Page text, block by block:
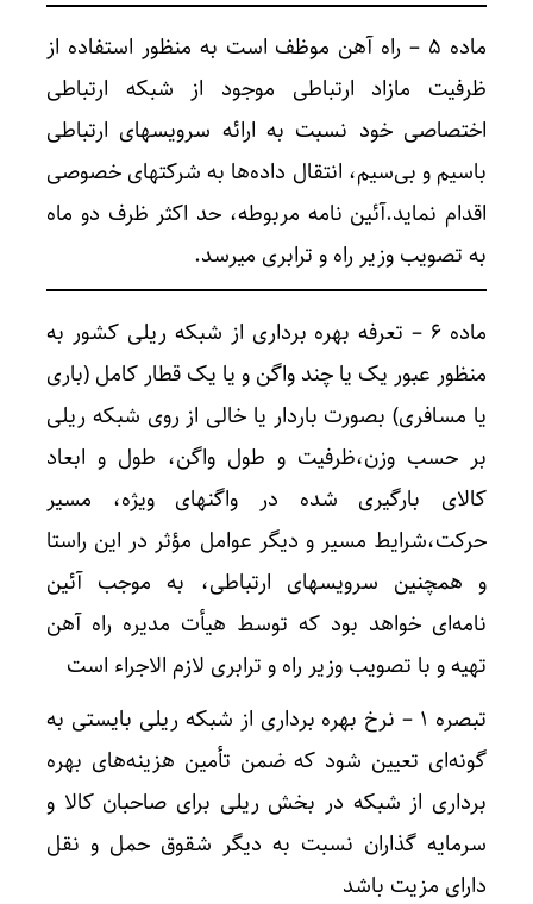
ماده ۵ – راه آهن موظف است به منظور استفاده از
ظرفیت مازاد ارتباطی موجود از شبکه ارتباطی
اختصاصی خود نسبت به ارائه سرویسهای ارتباطی
باسیم و بی‌سیم، انتقال داده‌ها به شرکتهای خصوصی
اقدام نماید.آئین نامه مربوطه، حد اکثر ظرف دو ماه
به تصویب وزیر راه و ترابری میرسد.
ماده ۶ – تعرفه بهره برداری از شبکه ریلی کشور به
منظور عبور یک یا چند واگن و یا یک قطار کامل (باری
یا مسافری) بصورت باردار یا خالی از روی شبکه ریلی
بر حسب وزن،ظرفیت و طول واگن، طول و ابعاد
کالای بارگیری شده در واگنهای ویژه، مسیر
حرکت،شرایط مسیر و دیگر عوامل مؤثر در این راستا
و همچنین سرویسهای ارتباطی، به موجب آئین
نامه‌ای خواهد بود که توسط هیأت مدیره راه آهن
تهیه و با تصویب وزیر راه و ترابری لازم الاجراء است
تبصره ۱ – نرخ بهره برداری از شبکه ریلی بایستی به
گونه‌ای تعیین شود که ضمن تأمین هزینه‌های بهره
برداری از شبکه در بخش ریلی برای صاحبان کالا و
سرمایه گذاران نسبت به دیگر شقوق حمل و نقل
دارای مزیت باشد